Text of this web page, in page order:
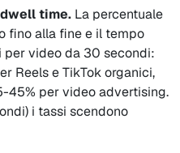
time. La percentuale
fino alla fine e il tempo
per video da 30 secondi:
Reels e TikTok organici,
45% per video advertising.
i tassi scendono